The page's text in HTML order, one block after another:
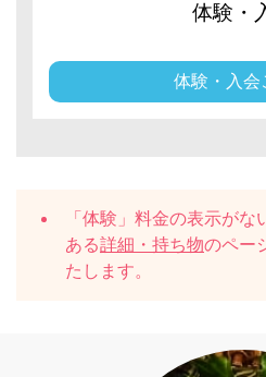
体験・
体験・入会
「体験」料金の表示が
ある詳細・持ち物のペー
たします。